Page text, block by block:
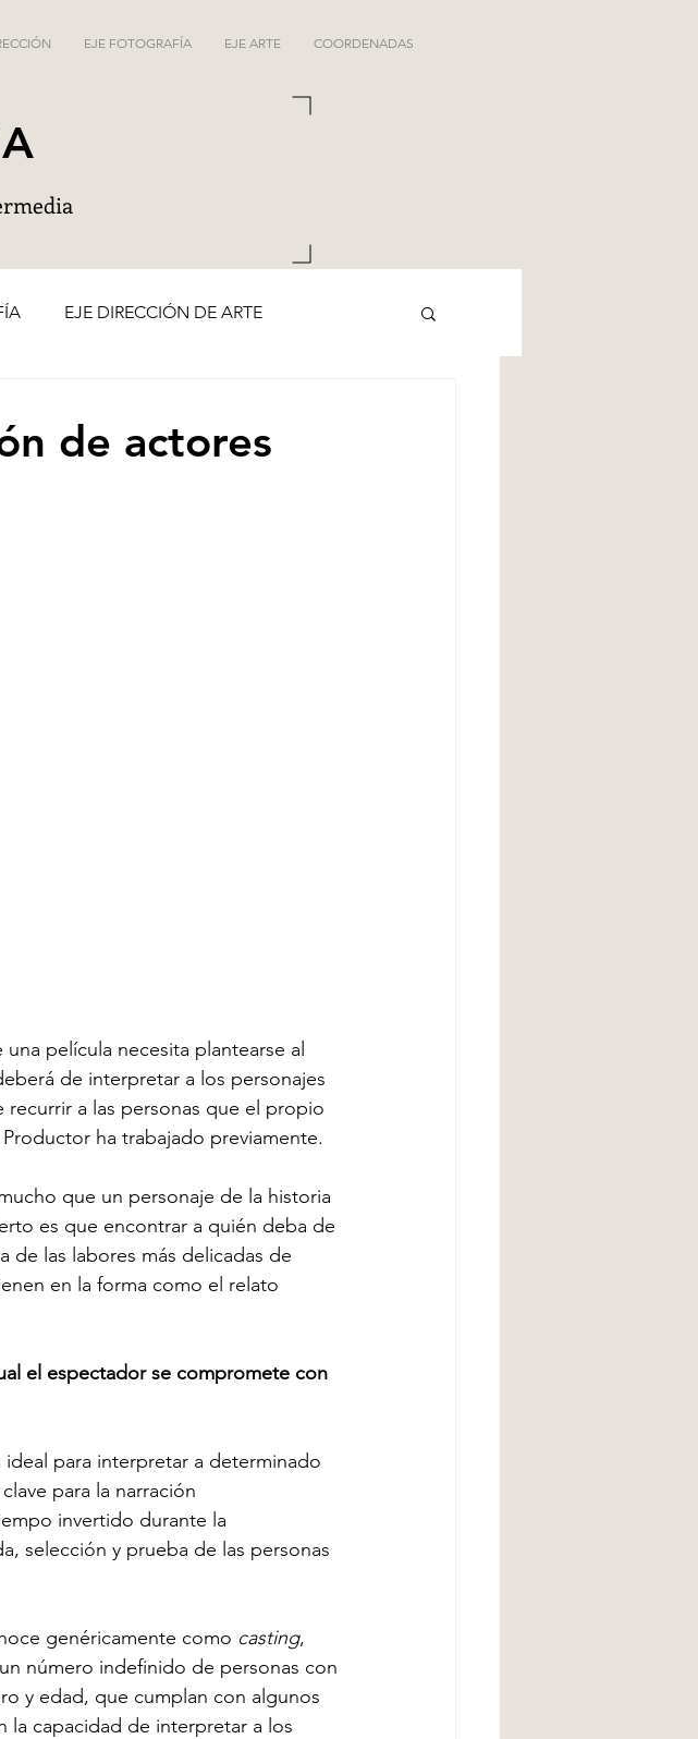
EJE FOTOGRAFÍA EJE ARTE COORDENADAS
EJE DIRECCIÓN DE ARTE
de actores
película necesita plantearse al
de interpretar a los personajes
a las personas que el propio
ha trabajado previamente.
que un personaje de la historia
es que encontrar a quién deba de
de las labores más delicadas de
en la forma como el relato
el espectador se compromete con
para interpretar a determinado
para la narración
invertido durante la
selección y prueba de las personas
genéricamente como casting,
número indefinido de personas con
y edad, que cumplan con algunos
la capacidad de interpretar a los